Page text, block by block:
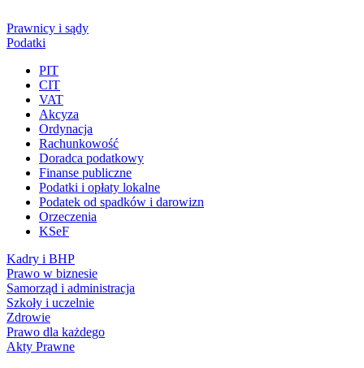
Prawnicy i sądy
Podatki
PIT
CIT
VAT
Akcyza
Ordynacja
Rachunkowość
Doradca podatkowy
Finanse publiczne
Podatki i opłaty lokalne
Podatek od spadków i darowizn
Orzeczenia
KSeF
Kadry i BHP
Prawo w biznesie
Samorząd i administracja
Szkoły i uczelnie
Zdrowie
Prawo dla każdego
Akty Prawne